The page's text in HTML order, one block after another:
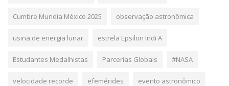
Cumbre Mundia México 2025 observação astronômica
usina de energia lunar estrela Epsilon Indi A
Estudantes Medalhistas Parcerias Globais #NASA
velocidade recorde efemérides evento astronômico